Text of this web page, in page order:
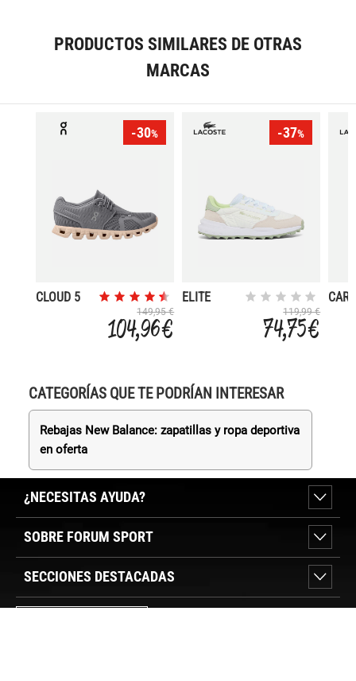
PRODUCTOS SIMILARES DE OTRAS
MARCAS
-30%
CLOUD 5
149,95 €
104,96 €
-37%
ELITE
119,99 €
74,75 €
CATEGORÍAS QUE TE PODRÍAN INTERESAR
Rebajas New Balance: zapatillas y ropa deportiva
en oferta
¿NECESITAS AYUDA?
SOBRE FORUM SPORT
SECCIONES DESTACADAS